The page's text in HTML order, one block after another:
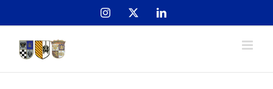
content
Instagram LinkedIn